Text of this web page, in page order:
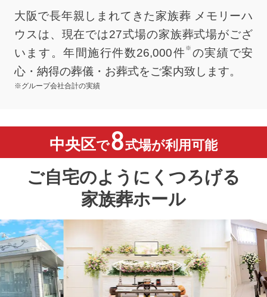
大阪で長年親しまれてきた家族葬 メモリーハ
ウスは、現在では27式場の家族葬式場がござ
います。年間施行件数26,000件※ の実績で安
心・納得の葬儀・お葬式をご案内致します。
※グループ会社合計の実績
中央区で8式場が利用可能
ご自宅のようにくつろげる
家族葬ホール